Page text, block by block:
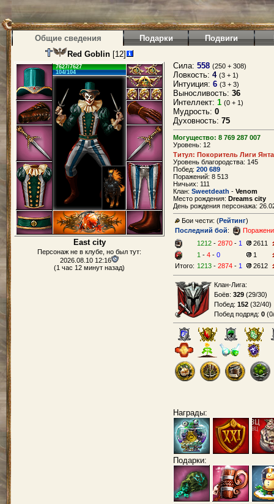
Общие сведения Подарки Подвиги
Red Goblin [12]
7627/7627
104/104
East city
Персонаж не в клубе, но был тут:
2026.08.10 12:16
(1 час 12 минут назад)
Сила: 558 (250 + 308)
Ловкость: 4 (3 + 1)
Интуиция: 6 (3 + 3)
Выносливость: 36
Интеллект: 1 (0 + 1)
Мудрость: 0
Духовность: 75
Могущество: 8 769 287 007
Уровень: 12
Титул: Покоритель Лиги
Уровень благородства: 145
Побед: 200 689
Поражений: 8 513
Ничьих: 111
Клан: Sweetdeath - Venom
Место рождения: Dreams city
День рождения персонажа:
Бои чести: (Рейтинг)
Последний бой:
1212 - 2870 - 1
2611
1 - 4 - 0
1
Итого: 1213 - 2874 - 1 2612
Клан-Лига:
Боёв: 329 (29/30)
Побед: 152 (32/40)
Побед подряд: 0 (
Награды:
Подарки: